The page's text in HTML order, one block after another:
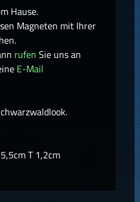
Hause.
Magneten mit Ihrer
rufen Sie uns an
E-Mail
T 1,2cm